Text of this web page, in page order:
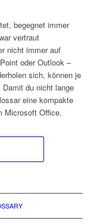
begegnet immer
vertraut
nicht immer auf
oder Outlook –
sich, können je
du nicht lange
eine kompakte
Microsoft Office.